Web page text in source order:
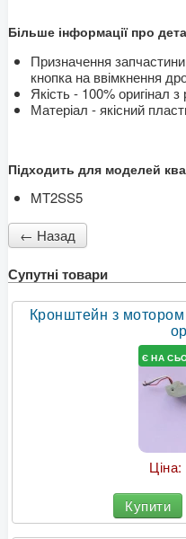
Більше інформації про
Призначення
кнопка на ввімкнення
Якість - 100% оригінал
Матеріал - якісний
Підходить для моделей
MT2SS5
Супутні товари
Кронштейн з
Є НА
Ціна:
Купити